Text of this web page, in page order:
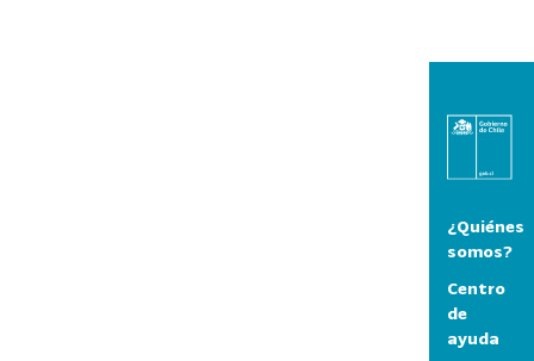
¿Quiénes
somos?
Centro
de
ayuda